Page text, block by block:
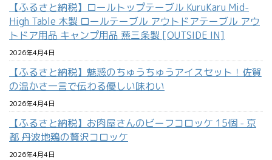
【ふるさと納税】ロールトップテーブル KuruKaru Mid-
High Table 木製 ロールテーブル アウトドアテーブル アウ
トドア用品 キャンプ用品 燕三条製 [OUTSIDE IN]
2026年4月4日
【ふるさと納税】魅惑のちゅうちゅうアイスセット！佐賀
の温かさ一言で伝わる優しい味わい
2026年4月4日
【ふるさと納税】お肉屋さんのビーフコロッケ 15個 - 京
都 丹波地鶏の贅沢コロッケ
2026年4月4日